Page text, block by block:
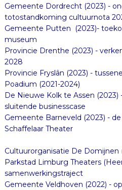
Gemeente Dordrecht (2023) -
totostandkoming cultuurnota
Gemeente Putten (2023)-
museum
Provincie Drenthe (2023) -
2028
Provincie Fryslân (2023) -
Poadium (2021-2024)
De Nieuwe Kolk te Assen
sluitende businesscase
Gemeente Barneveld (2023) -
Schaffelaar Theater
Cultuurorganisatie De Domijnen
Parkstad Limburg Theaters
samenwerkingstraject
Gemeente Veldhoven (2022) -